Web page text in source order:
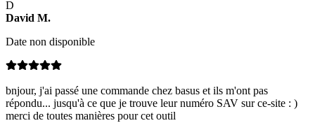
D
David M.
Date non disponible
bnjour, j'ai passé une commande chez basus et ils m'ont pas
répondu... jusqu'à ce que je trouve leur numéro SAV sur ce-site : )
merci de toutes manières pour cet outil